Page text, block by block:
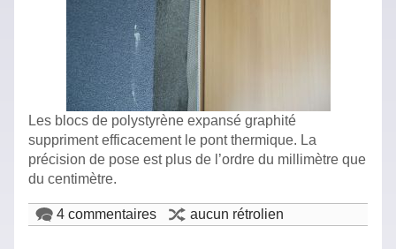
Les blocs de polystyrène expansé graphité
suppriment efficacement le pont thermique. La
précision de pose est plus de l’ordre du millimètre que
du centimètre.
4 commentaires aucun rétrolien